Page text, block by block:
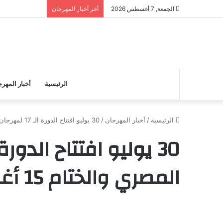
الجمعة, 7 أغسطس 2026 أخر أخبار المهرجان
الرئيسية أخبار
الرئيسية / أخبار المهرجان / 30 يوليو افتتاح الدورة الـ 17 لمهرجان المسرح المصري والختام 15 أغسطس
المصري والختام 15 أغسطس